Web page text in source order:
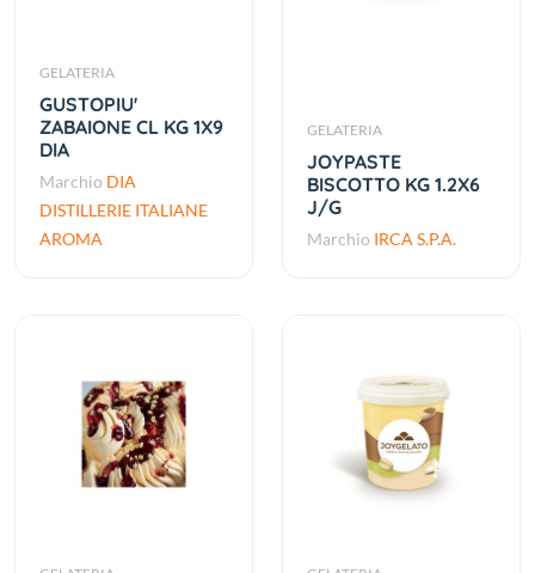
GELATERIA
GUSTOPIU'
ZABAIONE CL KG 1X9
DIA
Marchio DIA
DISTILLERIE ITALIANE
AROMA
GELATERIA
JOYPASTE
BISCOTTO KG 1.2X6
J/G
Marchio IRCA S.P.A.